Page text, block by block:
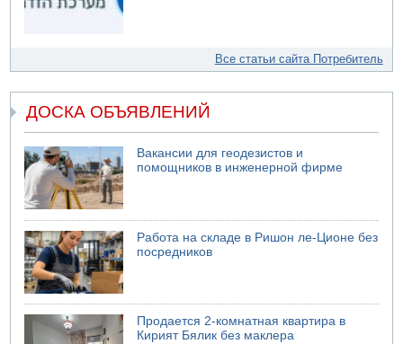
Все статьи сайта Потребитель
ДОСКА ОБЪЯВЛЕНИЙ
Вакансии для геодезистов и
помощников в инженерной фирме
Работа на складе в Ришон ле-Ционе без
посредников
Продается 2-комнатная квартира в
Кирият Бялик без маклера